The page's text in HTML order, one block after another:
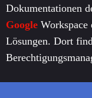
Dokumentationen
Google
Lösungen. Dort